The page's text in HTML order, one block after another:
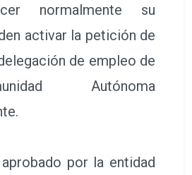
normalmente su
activar la petición de
de empleo de
Autónoma
por la entidad